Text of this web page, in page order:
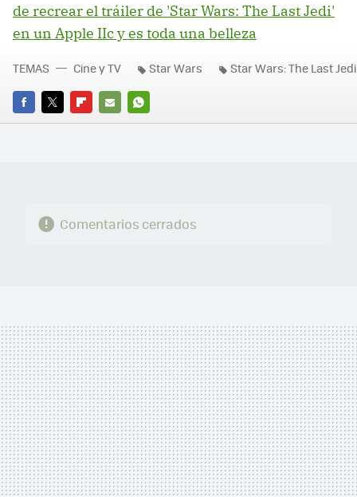
de recrear el tráiler de 'Star Wars: The Last Jedi'
en un Apple IIc y es toda una belleza
FACEBOOK
TWITTERFLIPBOARD
E-
WHATSAPP
TEMAS Cine y TV Star Wars Star Wars: The Last Jedi
Comentarios cerrados